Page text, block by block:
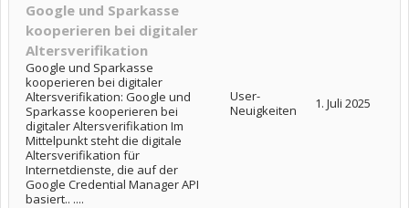
Google und Sparkasse
kooperieren bei digitaler
Altersverifikation
Google und Sparkasse
kooperieren bei digitaler
Altersverifikation: Google und
Sparkasse kooperieren bei
digitaler Altersverifikation Im
Mittelpunkt steht die digitale
Altersverifikation für
Internetdienste, die auf der
Google Credential Manager API
basiert.. ....
User-
Neuigkeiten
1. Juli 2025